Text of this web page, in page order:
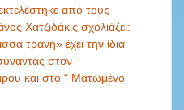
από τους
Χατζιδάκις σχολιάζει:
τρανή» έχει την ίδια
στον
και στο “ Ματωμέvο